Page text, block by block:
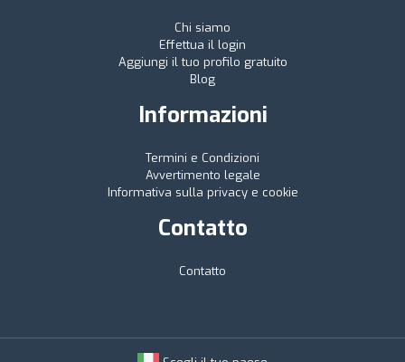
Chi siamo
Effettua il login
Aggiungi il tuo profilo gratuito
Blog
Informazioni
Termini e Condizioni
Avvertimento legale
Informativa sulla privacy e cookie
Contatto
Contatto